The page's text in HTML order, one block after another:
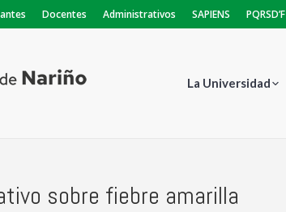
Docentes Administrativos SAPIENS PQRSD’F
La Universidad
sobre fiebre amarilla